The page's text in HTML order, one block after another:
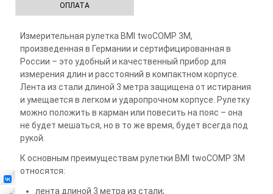
ОПЛАТА
Измерительная рулетка BMI twoCOMP 3M,
произведенная в Германии и сертифицированная в
России – это удобный и качественный прибор для
измерения длин и расстояний в компактном корпусе.
Лента из стали длиной 3 метра защищена от истирания
и умещается в легком и ударопрочном корпусе. Рулетку
можно положить в карман или повесить на пояс – она
не будет мешаться, но в то же время, будет всегда под
рукой.
К основным преимуществам рулетки BMI twoCOMP 3M
относятся:
лента длиной 3 метра из стали;